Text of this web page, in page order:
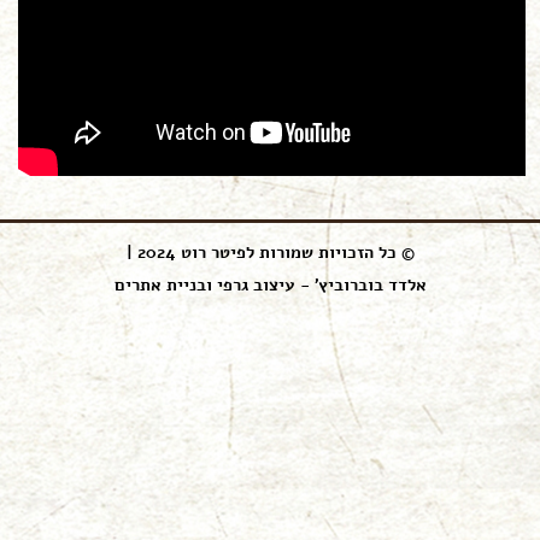
© כל הזכויות שמורות לפיטר רוט 2024 |
אלדד בוברוביץ' - עיצוב גרפי ובניית אתרים